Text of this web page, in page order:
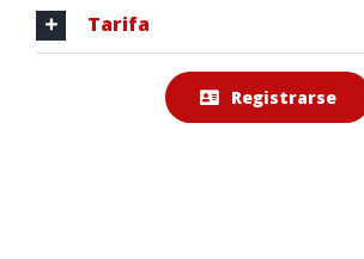
Tarifa
Registrarse